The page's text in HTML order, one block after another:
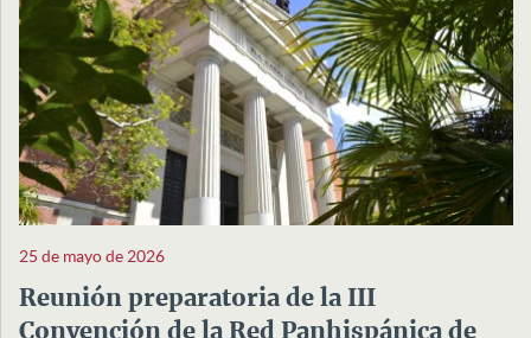
25 de mayo de 2026
Reunión preparatoria de la III
Convención de la Red Panhispánica de